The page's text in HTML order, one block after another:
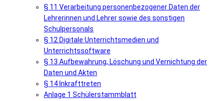
§ 11 Verarbeitung personenbezogener Daten der
Lehrerinnen und Lehrer sowie des sonstigen
Schulpersonals
§ 12 Digitale Unterrichtsmedien und
Unterrichtssoftware
§ 13 Aufbewahrung, Löschung und Vernichtung der
Daten und Akten
§ 14 Inkrafttreten
Anlage 1 Schülerstammblatt